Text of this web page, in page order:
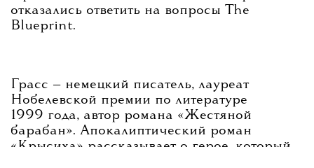
отказались ответить на вопросы The
Blueprint.
Грасс — немецкий писатель, лауреат
Нобелевской премии по литературе
1999 года, автор романа «Жестяной
барабан». Апокалиптический роман
«Крысиха» рассказывает о герое, который